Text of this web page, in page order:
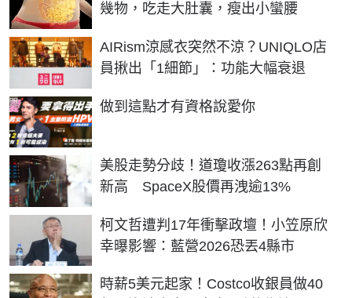
幾物，吃走大肚囊，瘦出小蠻腰
AIRism涼感衣突然不涼？UNIQLO店
員揪出「1細節」：功能大幅衰退
做到這點才有資格說愛你
PR
美股走勢分歧！道瓊收漲263點再創
新高 SpaceX股價再洩逾13%
柯文哲遭判17年衝擊政壇！小笠原欣
幸曝影響：藍營2026恐丟4縣市
時薪5美元起家！Costco收銀員做40